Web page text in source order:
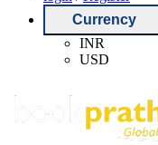
Currency
INR
USD